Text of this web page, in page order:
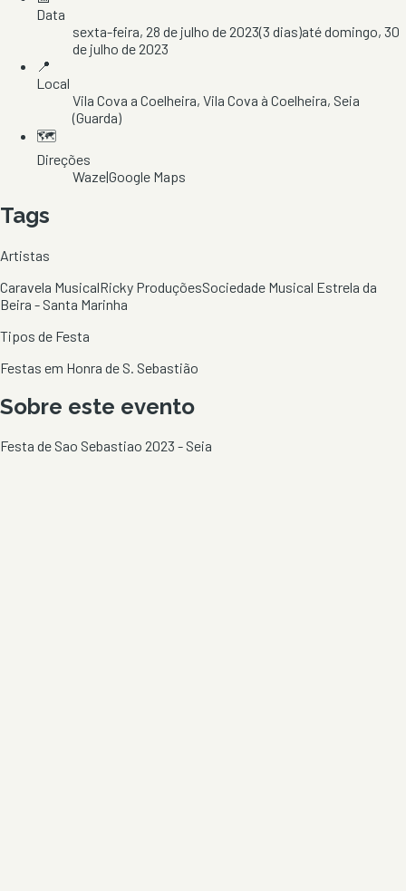
Data
sexta-feira, 28 de julho de 2023(3 dias)atédomingo, 30
de julho de 2023
📍
Local
Vila Cova a Coelheira, Vila Cova à Coelheira, Seia
(Guarda)
🗺️
Direções
Waze|Google Maps
Tags
Artistas
Caravela MusicalRicky ProduçõesSociedade Musical Estrela da
Beira - Santa Marinha
Tipos de Festa
Festas em Honra de S. Sebastião
Sobre este evento
Festa de Sao Sebastiao 2023 - Seia